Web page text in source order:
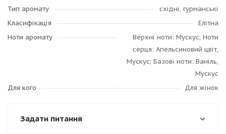
Тип аромату
східні, гурманські
Класифікація
Елітна
Ноти аромату
Верхні ноти: Мускус; Ноти
серця: Апельсиновий цвіт,
Мускус; Базові ноти: Ваніль,
Мускус
Для кого
Для жінок
Задати питання